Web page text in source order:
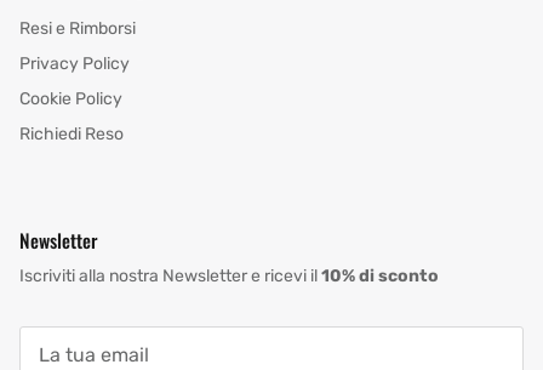
Resi e Rimborsi
Privacy Policy
Cookie Policy
Richiedi Reso
Newsletter
Iscriviti alla nostra Newsletter e ricevi il10% di sconto